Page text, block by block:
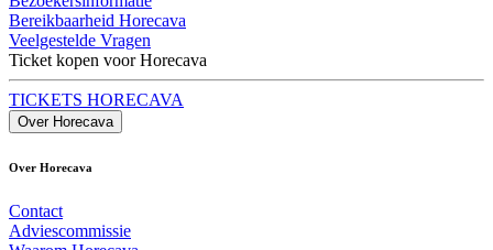
Bereikbaarheid Horecava
Veelgestelde Vragen
Ticket kopen voor Horecava
TICKETS HORECAVA
Over Horecava
Over Horecava
Contact
Adviescommissie